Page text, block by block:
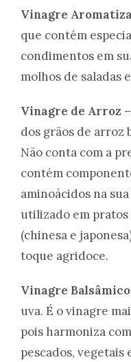
Vinagre
que contém
condimentos em
molhos de saladas
Vinagre de Arroz –
dos grãos de arroz
Não conta com a
contém
aminoácidos na
utilizado em
(chinesa e
toque agridoce.
Vinagre
uva. É o vinagre
pois harmoniza
pescados, vegetais